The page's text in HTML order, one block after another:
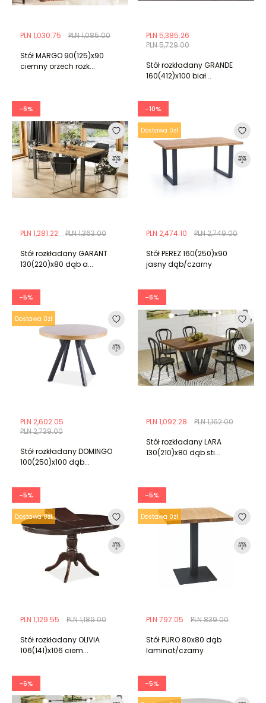
PLN 1,085.00
PLN 1,030.75
Stół MARGO 90(125)x90
ciemny orzech rozk...
PLN 5,729.00
PLN 5,385.26
Stół rozkładany GRANDE
160(412)x100 biał...
-6%
PLN 1,363.00
PLN 1,281.22
Stół rozkładany GARANT
130(220)x80 dąb a...
-10%
Dostawa 0zł
PLN 2,749.00
PLN 2,474.10
Stół PEREZ 160(250)x90
jasny dąb/czarny
-5%
Dostawa 0zł
PLN 2,739.00
PLN 2,602.05
Stół rozkładany DOMINGO
100(250)x100 dąb...
-6%
PLN 1,162.00
PLN 1,092.28
Stół rozkładany LARA
130(210)x80 dąb sti...
-5%
Dostawa 0zł
PLN 1,189.00
PLN 1,129.55
Stół rozkładany OLIVIA
106(141)x106 ciem...
-5%
Dostawa 0zł
PLN 839.00
PLN 797.05
Stół PURO 80x80 dąb
laminat/czarny
-6% -5%